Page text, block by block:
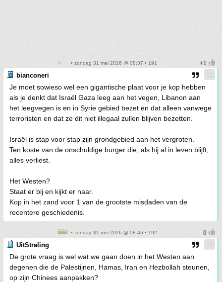
• zondag 31 mei 2026 @ 08:37 • 191
bianconeri
Je moet sowieso wel een gigantische plaat voor je kop hebben
als je denkt dat Israël Gaza leeg aan het vegen, Libanon aan
het leegvegen is en in Syrie gebied bezet en dat alleen vanwege
terroristen en dat ze dit niet illegaal zullen blijven bezetten.
Israël is stap voor stap zijn grondgebied aan het vergroten.
Ten koste van de onschuldige burger die, als hij al in leven blijft,
alles verliest.
Het Westen?
Staat er bij en kijkt er naar.
Kop in het zand voor 1 van de grootste misdaden van de
recentere geschiedenis.
• zondag 31 mei 2026 @ 08:46 • 192
UitStraling
De grote vraag is wel wat we gaan doen in het Westen aan
degenen die de Palestijnen, Hamas, Iran en Hezbollah steunen,
op zijn Chinees aanpakken?